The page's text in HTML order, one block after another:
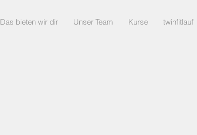
Das bieten wir dir Unser Team Kurse twinfitlauf